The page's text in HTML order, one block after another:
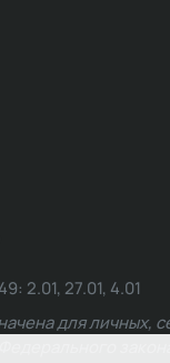
2.01, 27.01, 4.01
для личных,